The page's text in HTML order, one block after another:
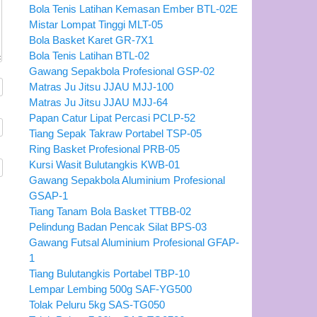
Bola Tenis Latihan Kemasan Ember BTL-02E
Mistar Lompat Tinggi MLT-05
Bola Basket Karet GR-7X1
Bola Tenis Latihan BTL-02
Gawang Sepakbola Profesional GSP-02
Matras Ju Jitsu JJAU MJJ-100
Matras Ju Jitsu JJAU MJJ-64
Papan Catur Lipat Percasi PCLP-52
Tiang Sepak Takraw Portabel TSP-05
Ring Basket Profesional PRB-05
Kursi Wasit Bulutangkis KWB-01
Gawang Sepakbola Aluminium Profesional
GSAP-1
Tiang Tanam Bola Basket TTBB-02
Pelindung Badan Pencak Silat BPS-03
Gawang Futsal Aluminium Profesional GFAP-
1
Tiang Bulutangkis Portabel TBP-10
Lempar Lembing 500g SAF-YG500
Tolak Peluru 5kg SAS-TG050